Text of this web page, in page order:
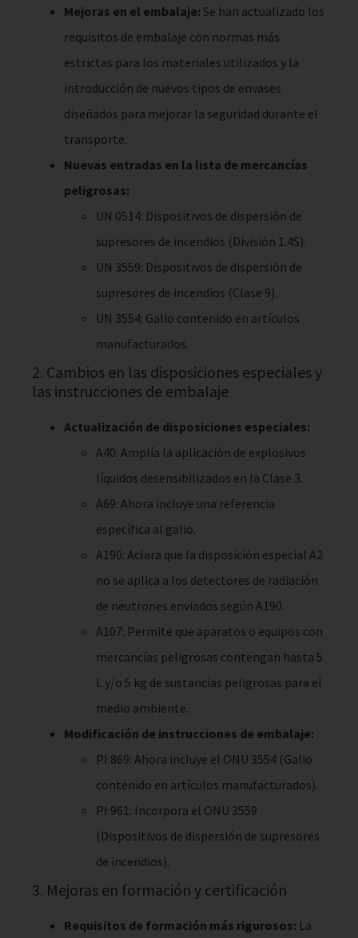
Mejoras en el embalaje: Se han actualizado los
requisitos de embalaje con normas más
estrictas para los materiales utilizados y la
introducción de nuevos tipos de envases
diseñados para mejorar la seguridad durante el
transporte.
Nuevas entradas en la lista de mercancías
peligrosas:
UN 0514: Dispositivos de dispersión de
supresores de incendios (División 1.4S).
UN 3559: Dispositivos de dispersión de
supresores de incendios (Clase 9).
UN 3554: Galio contenido en artículos
manufacturados.
2. Cambios en las disposiciones especiales y
las instrucciones de embalaje
Actualización de disposiciones especiales:
A40: Amplía la aplicación de explosivos
líquidos desensibilizados en la Clase 3.
A69: Ahora incluye una referencia
específica al galio.
A190: Aclara que la disposición especial A2
no se aplica a los detectores de radiación
de neutrones enviados según A190.
A107: Permite que aparatos o equipos con
mercancías peligrosas contengan hasta 5
L y/o 5 kg de sustancias peligrosas para el
medio ambiente.
Modificación de instrucciones de embalaje:
PI 869: Ahora incluye el ONU 3554 (Galio
contenido en artículos manufacturados).
PI 961: Incorpora el ONU 3559
(Dispositivos de dispersión de supresores
de incendios).
3. Mejoras en formación y certificación
Requisitos de formación más rigurosos: La